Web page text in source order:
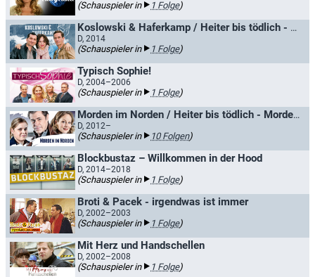
(Schauspieler in 1 Folge)
Koslowski & Haferkamp / Heiter bis tödlich - Koslowski & Haferkamp
D, 2014
(Schauspieler in 1 Folge)
Typisch Sophie!
D, 2004–2006
(Schauspieler in 1 Folge)
Morden im Norden / Heiter bis tödlich - Morden im Norden
D, 2012–
(Schauspieler in 10 Folgen)
Blockbustaz – Willkommen in der Hood
D, 2014–2018
(Schauspieler in 1 Folge)
Broti & Pacek - irgendwas ist immer
D, 2002–2003
(Schauspieler in 1 Folge)
Mit Herz und Handschellen
D, 2002–2008
(Schauspieler in 1 Folge)